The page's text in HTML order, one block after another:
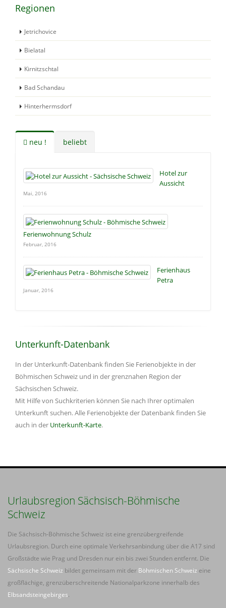
Regionen
Jetrichovice
Bielatal
Kirnitzschtal
Bad Schandau
Hinterhermsdorf
neu ! beliebt
Hotel zur
Aussicht
Mai, 2016
Ferienwohnung Schulz
Februar, 2016
Ferienhaus
Petra
Januar, 2016
Unterkunft-Datenbank
In der Unterkunft-Datenbank finden Sie Ferienobjekte in der
Böhmischen Schweiz und in der grenznahen Region der
Sächsischen Schweiz.
Mit Hilfe von Suchkriterien können Sie nach Ihrer optimalen
Unterkunft suchen. Alle Ferienobjekte der Datenbank finden Sie
auch in der Unterkunft-Karte.
Urlaubsregion Sächsisch-Böhmische
Schweiz
Die Sächsisch-Böhmische Schweiz ist eine grenzübergreifende
Urlaubsregion. Durch eine optimale Verkehrsanbindung über die A17 sind
Großstädte wie Prag und Dresden nur ein bis zwei Stunden entfernt. Die
Sächsische Schweiz bildet gemeinsam mit der Böhmischen Schweiz eine
großflächige, grenzüberschreitende Nationalparkzone innerhalb des
Elbsandsteingebirges.